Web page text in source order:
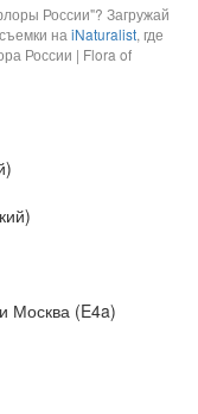
России"? Загружай
на iNaturalist, где
России | Flora of
Москва (E4a)